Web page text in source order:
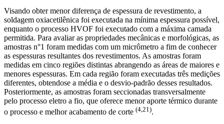
Visando obter menor diferença de espessura de revestimento, a
soldagem oxiacetilênica foi executada na mínima espessura possível,
enquanto o processo HVOF foi executado com a máxima camada
permitida. Para avaliar as propriedades mecânicas e morfológicas, as
amostras n°1 foram medidas com um micrômetro a fim de conhecer
as espessuras resultantes dos revestimentos. As amostras foram
medidas em cinco regiões distintas abrangendo as áreas de maiores e
menores espessuras. Em cada região foram executadas três medições
diferentes, obtendose a média e o desvio-padrão desses resultados.
Posteriormente, as amostras foram seccionadas transversalmente
pelo processo eletro a fio, que oferece menor aporte térmico durante
o processo e melhor acabamento de corte (4,21).